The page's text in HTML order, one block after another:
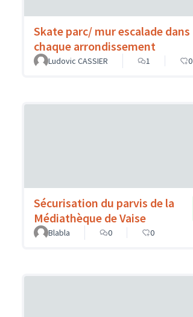
Skate parc/ mur escalade dans
chaque arrondissement
Ludovic CASSIER
1 0
Sécurisation du parvis de la
Médiathèque de Vaise
Blabla
0 0